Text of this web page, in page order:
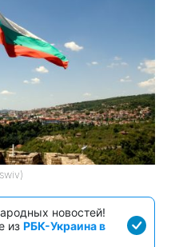
новостей!
из РБК-Украина в